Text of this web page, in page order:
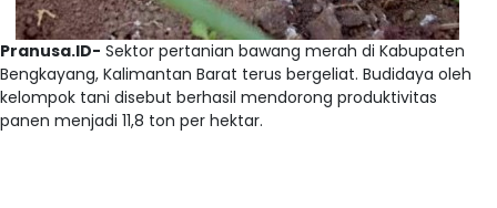
Pranusa.ID- Sektor pertanian bawang merah di Kabupaten
Bengkayang, Kalimantan Barat terus bergeliat. Budidaya oleh
kelompok tani disebut berhasil mendorong produktivitas
panen menjadi 11,8 ton per hektar.